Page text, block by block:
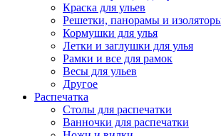
Краска для ульев
Решетки, панорамы и
Кормушки для улья
Летки и заглушки для улья
Рамки и все для рамок
Весы для ульев
Другое
Распечатка
Столы для распечатки
Ванночки для распечатки